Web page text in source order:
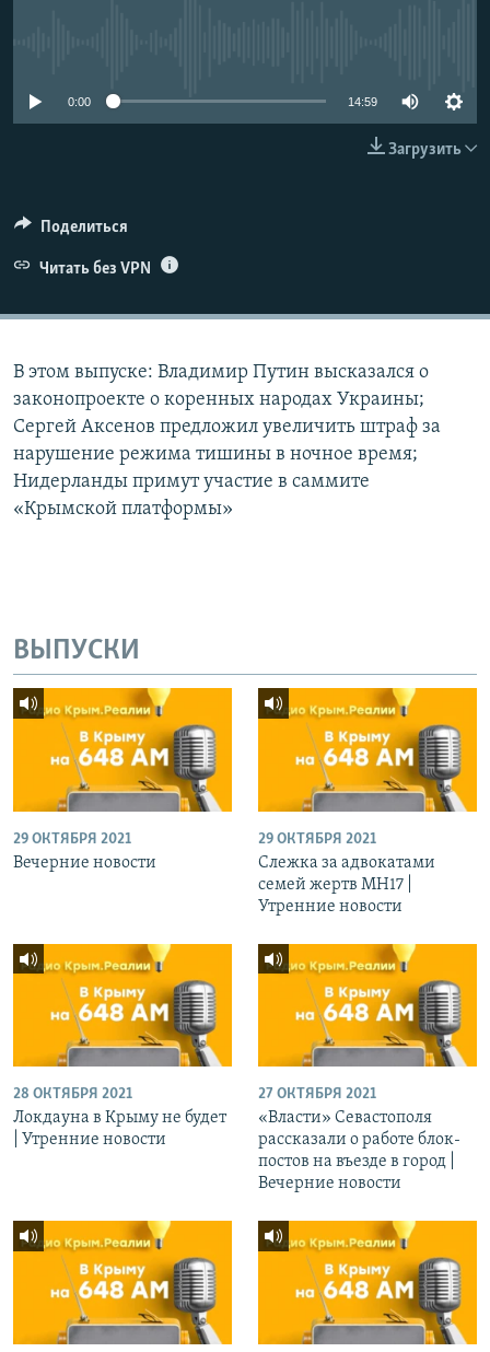
ELIFBE0:00 14:59
Загрузить
Поделиться
Читать без VPN
В этом выпуске: Владимир Путин высказался о
законопроекте о коренных народах Украины;
Сергей Аксенов предложил увеличить штраф за
нарушение режима тишины в ночное время;
Нидерланды примут участие в саммите
«Крымской платформы»
ВЫПУСКИ
29 ОКТЯБРЯ 2021
Вечерние новости
29 ОКТЯБРЯ 2021
Слежка за адвокатами
семей жертв МН17 |
Утренние новости
28 ОКТЯБРЯ 2021
Локдауна в Крыму не будет
| Утренние новости
27 ОКТЯБРЯ 2021
«Власти» Севастополя
рассказали о работе блок-
постов на въезде в город |
Вечерние новости